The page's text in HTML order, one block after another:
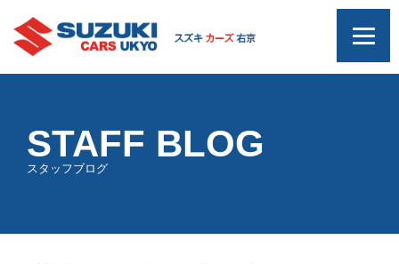
STAFF BLOG
スタッフブログ